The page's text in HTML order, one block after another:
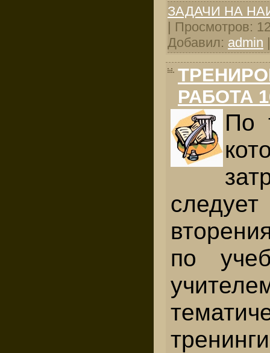
ЗАДАЧИ НА
| Просмотров:
Добавил: admin
РАБОТА
По
по